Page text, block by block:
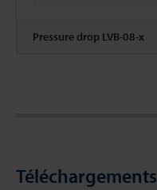
Pressure drop LVB-08-x
Téléchargements